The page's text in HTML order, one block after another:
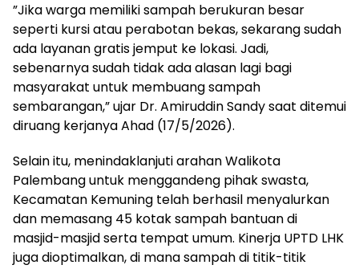
​”Jika warga memiliki sampah berukuran besar
seperti kursi atau perabotan bekas, sekarang sudah
ada layanan gratis jemput ke lokasi. Jadi,
sebenarnya sudah tidak ada alasan lagi bagi
masyarakat untuk membuang sampah
sembarangan,” ujar Dr. Amiruddin Sandy saat ditemui
diruang kerjanya Ahad (17/5/2026).
Selain itu, menindaklanjuti arahan Walikota
Palembang untuk menggandeng pihak swasta,
Kecamatan Kemuning telah berhasil menyalurkan
dan memasang 45 kotak sampah bantuan di
masjid-masjid serta tempat umum. Kinerja UPTD LHK
juga dioptimalkan, di mana sampah di titik-titik